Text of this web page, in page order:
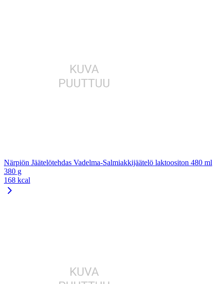
Närpiön Jäätelötehdas Vadelma-Salmiakkijäätelö laktoositon 480 ml
380 g
168 kcal